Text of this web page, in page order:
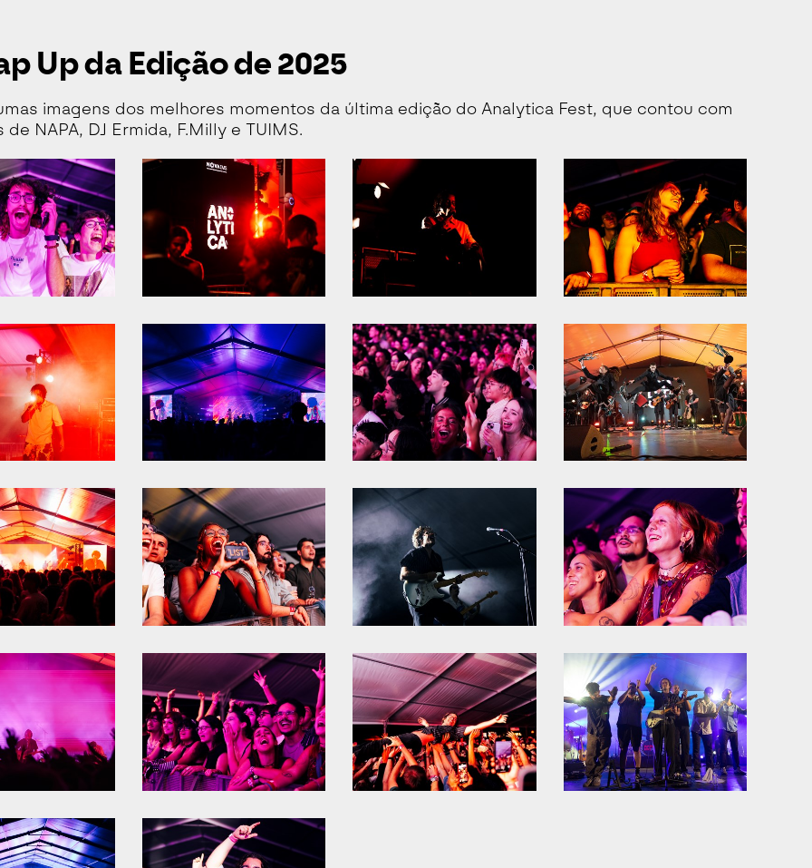
Up da Edição de 2025
imagens dos melhores momentos da última edição do Analytica Fest, que contou com
de NAPA, DJ Ermida, F.Milly e TUIMS.